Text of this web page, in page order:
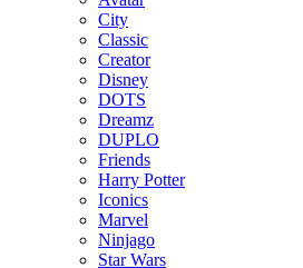
City
Classic
Creator
Disney
DOTS
Dreamz
DUPLO
Friends
Harry Potter
Iconics
Marvel
Ninjago
Star Wars